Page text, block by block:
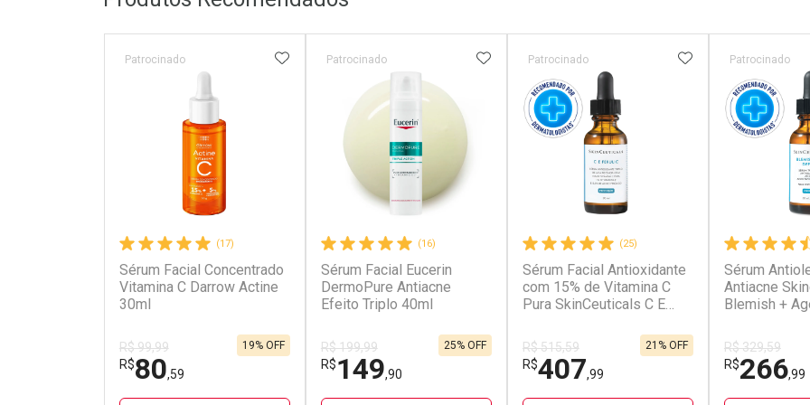
(17)
Sérum Facial Concentrado
Vitamina C Darrow Actine
30ml
Patrocinado
R$ 99,99
R$80,59
19% OFF
ADICIONAR AOS FAVORITOS
(16)
Sérum Facial Eucerin
DermoPure Antiacne
Efeito Triplo 40ml
Patrocinado
R$ 199,99
R$149,90
25% OFF
ADICIONAR AOS FAVORITOS
(25)
Sérum Facial Antioxidante
com 15% de Vitamina C
Pura SkinCeuticals C E
Patrocinado
R$ 515,59
R$407,99
21% OFF
ADICIONAR AOS
Sérum
Antiacne
Blemish +
Patrocinado
R$ 329,59
R$266,99